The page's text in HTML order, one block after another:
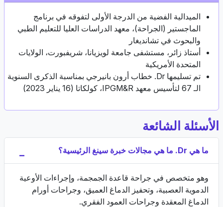
الميدالية الفضية من الدرجة الأولى لتفوقه في برنامج
الماجستير (الجراحة)، معهد الدراسات العليا للتعليم الطبي
والبحوث في تشانديغار
أستاذ زائر، مستشفى جامعة لويزيانا، شريفبورت، الولايات
المتحدة الأمريكية
تم تسليمها Dr. خطاب أرون بانيرجي بمناسبة الذكرى السنوية
الـ 67 لتأسيس معهد IPGM&R، كولكاتا (16 يناير 2023)
الأسئلة الشائعة
ما هي Dr. ما هي مجالات خبرة سينغ الرئيسية؟
وهو متخصص في جراحة قاعدة الجمجمة، وإجراءات الأوعية
الدموية العصبية، وتحفيز الدماغ العميق، وجراحات أورام
الدماغ المعقدة وجراحات العمود الفقري.